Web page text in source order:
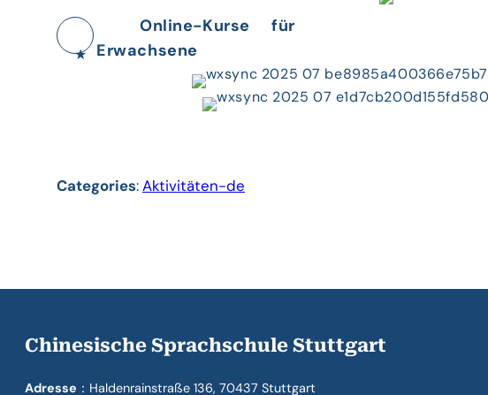
★
Online-Kurse für
Erwachsene
Categories:Aktivitäten-de
Chinesische Sprachschule Stuttgart
Adresse ：Haldenrainstraße 136, 70437 Stuttgart